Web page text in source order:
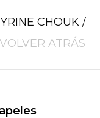
CHOUK /
VOLVER ATRÁS